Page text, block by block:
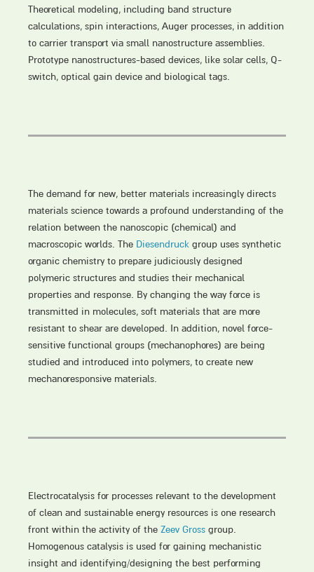
Theoretical modeling, including band structure
calculations, spin interactions, Auger processes, in addition
to carrier transport via small nanostructure assemblies.
Prototype nanostructures-based devices, like solar cells, Q-
switch, optical gain device and biological tags.
The demand for new, better materials increasingly directs
materials science towards a profound understanding of the
relation between the nanoscopic (chemical) and
macroscopic worlds. The Diesendruck group uses synthetic
organic chemistry to prepare judiciously designed
polymeric structures and studies their mechanical
properties and response. By changing the way force is
transmitted in molecules, soft materials that are more
resistant to shear are developed. In addition, novel force-
sensitive functional groups (mechanophores) are being
studied and introduced into polymers, to create new
mechanoresponsive materials.
Electrocatalysis for processes relevant to the development
of clean and sustainable energy resources is one research
front within the activity of theZeev Gross group.
Homogenous catalysis is used for gaining mechanistic
insight and identifying/designing the best performing